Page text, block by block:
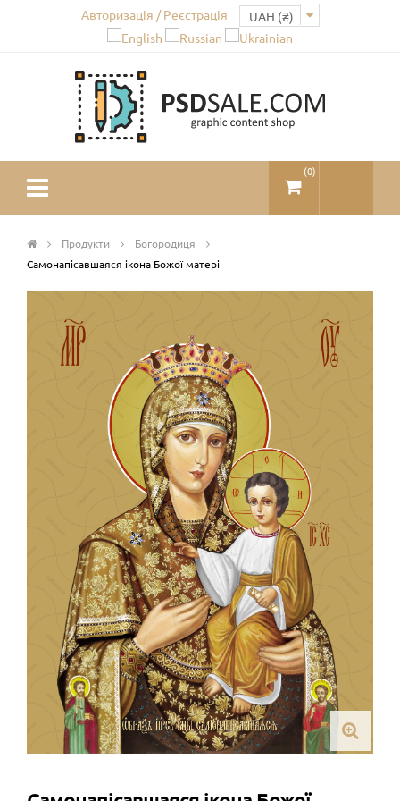
Авторизація / Реєстрація
(0)
Продукти
Богородиця
Самонапісавшаяся ікона Божої матері